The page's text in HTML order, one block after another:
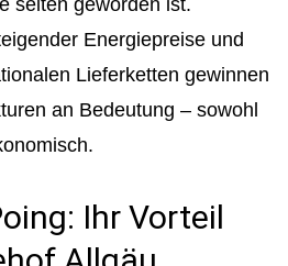
selten geworden ist.
Energiepreise und
Lieferketten gewinnen
an Bedeutung – sowohl
Ihr Vorteil